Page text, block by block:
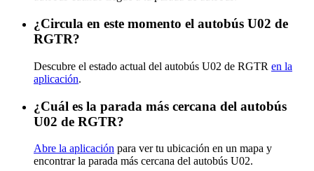
¿Circula en este momento el autobús U02 de
RGTR?
Descubre el estado actual del autobús U02 de RGTR en la
aplicación.
¿Cuál es la parada más cercana del autobús
U02 de RGTR?
Abre la aplicación para ver tu ubicación en un mapa y
encontrar la parada más cercana del autobús U02.